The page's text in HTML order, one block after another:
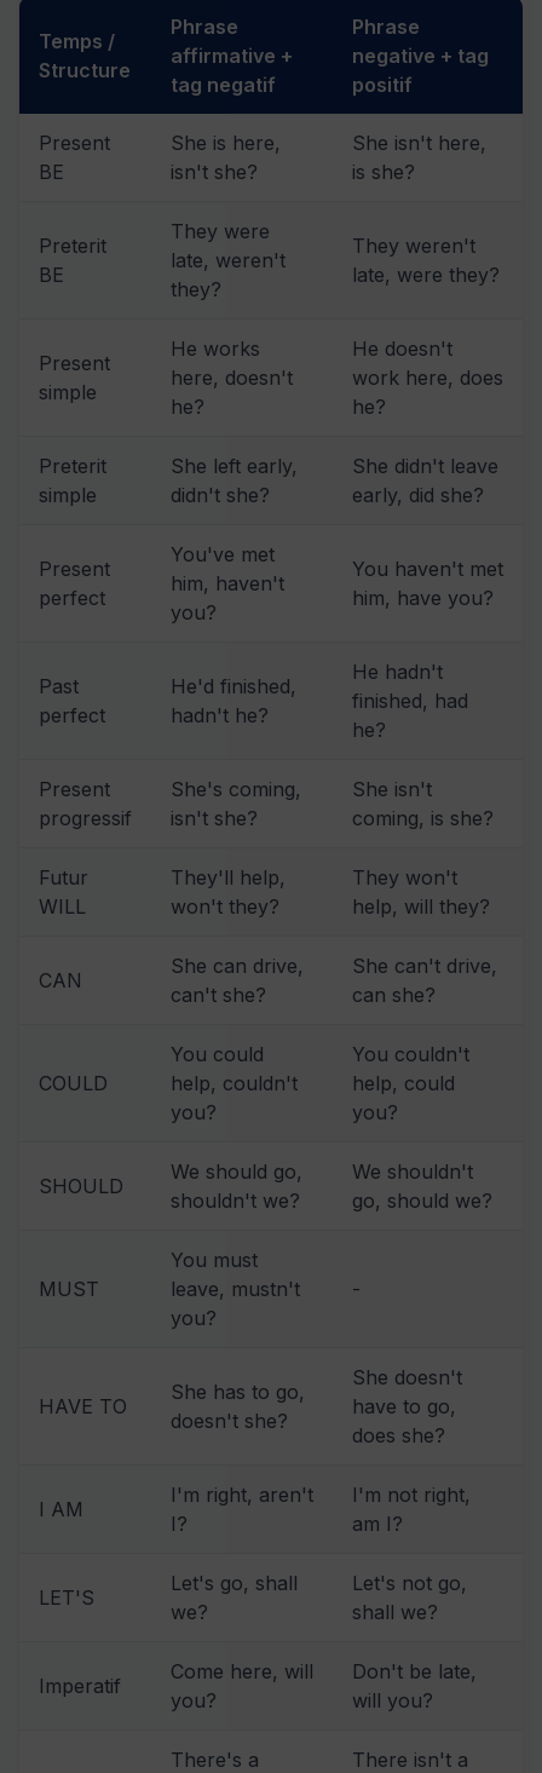
Temps /
Structure
Phrase
affirmative +
tag negatif
Phrase
negative + tag
positif
Present
BE
She is here,
isn't she?
She isn't here,
is she?
Preterit
BE
They were
late, weren't
they?
They weren't
late, were they?
Present
simple
He works
here, doesn't
he?
He doesn't
work here, does
he?
Preterit
simple
She left early,
didn't she?
She didn't leave
early, did she?
Present
perfect
You've met
him, haven't
you?
You haven't met
him, have you?
Past
perfect
He'd finished,
hadn't he?
He hadn't
finished, had
he?
Present
progressif
She's coming,
isn't she?
She isn't
coming, is she?
Futur
WILL
They'll help,
won't they?
They won't
help, will they?
CAN
She can drive,
can't she?
She can't drive,
can she?
COULD
You could
help, couldn't
you?
You couldn't
help, could
you?
SHOULD
We should go,
shouldn't we?
We shouldn't
go, should we?
MUST
You must
leave, mustn't
you?
-
HAVE TO
She has to go,
doesn't she?
She doesn't
have to go,
does she?
I AM
I'm right, aren't
I?
I'm not right,
am I?
LET'S
Let's go, shall
we?
Let's not go,
shall we?
Imperatif
Come here, will
you?
Don't be late,
will you?
There's a
There isn't a